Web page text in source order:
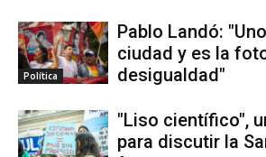
Política
Pablo Landó:
ciudad y es la
desigualdad"
"Liso científico",
para discutir la